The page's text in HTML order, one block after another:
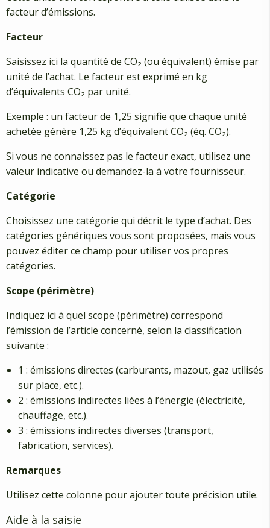
facteur d’émissions.
Facteur
Saisissez ici la quantité de CO₂ (ou équivalent) émise par
unité de l’achat. Le facteur est exprimé en kg
d’équivalents CO₂ par unité.
Exemple : un facteur de 1,25 signifie que chaque unité
achetée génère 1,25 kg d’équivalent CO₂ (éq. CO₂).
Si vous ne connaissez pas le facteur exact, utilisez une
valeur indicative ou demandez-la à votre fournisseur.
Catégorie
Choisissez une catégorie qui décrit le type d’achat. Des
catégories génériques vous sont proposées, mais vous
pouvez éditer ce champ pour utiliser vos propres
catégories.
Scope (périmètre)
Indiquez ici à quel scope (périmètre) correspond
l’émission de l’article concerné, selon la classification
suivante :
1 : émissions directes (carburants, mazout, gaz utilisés
sur place, etc.).
2 : émissions indirectes liées à l’énergie (électricité,
chauffage, etc.).
3 : émissions indirectes diverses (transport,
fabrication, services).
Remarques
Utilisez cette colonne pour ajouter toute précision utile.
Aide à la saisie